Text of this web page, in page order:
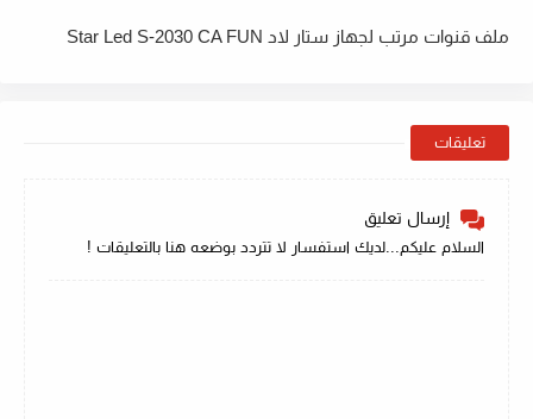
ملف قنوات مرتب لجهاز ستار لاد Star Led S-2030 CA FUN
تعليقات
إرسال تعليق
السلام عليكم...لديك استفسار لا تتردد بوضعه هنا بالتعليقات !